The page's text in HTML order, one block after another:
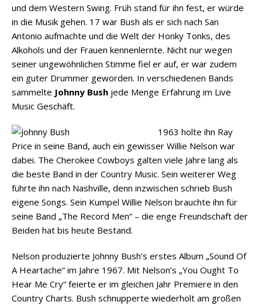
und dem Western Swing. Früh stand für ihn fest, er würde
in die Musik gehen. 17 war Bush als er sich nach San
Antonio aufmachte und die Welt der Honky Tonks, des
Alkohols und der Frauen kennenlernte. Nicht nur wegen
seiner ungewöhnlichen Stimme fiel er auf, er war zudem
ein guter Drummer geworden. In verschiedenen Bands
sammelte Johnny Bush jede Menge Erfahrung im Live
Music Geschäft.
1963 holte ihn Ray
Price in seine Band, auch ein gewisser Willie Nelson war
dabei. The Cherokee Cowboys galten viele Jahre lang als
die beste Band in der Country Music. Sein weiterer Weg
führte ihn nach Nashville, denn inzwischen schrieb Bush
eigene Songs. Sein Kumpel Willie Nelson brauchte ihn für
seine Band „The Record Men“ – die enge Freundschaft der
Beiden hat bis heute Bestand.
Nelson produzierte Johnny Bush’s erstes Album „Sound Of
A Heartache“ im Jahre 1967. Mit Nelson’s „You Ought To
Hear Me Cry“ feierte er im gleichen Jahr Premiere in den
Country Charts. Bush schnupperte wiederholt am großen